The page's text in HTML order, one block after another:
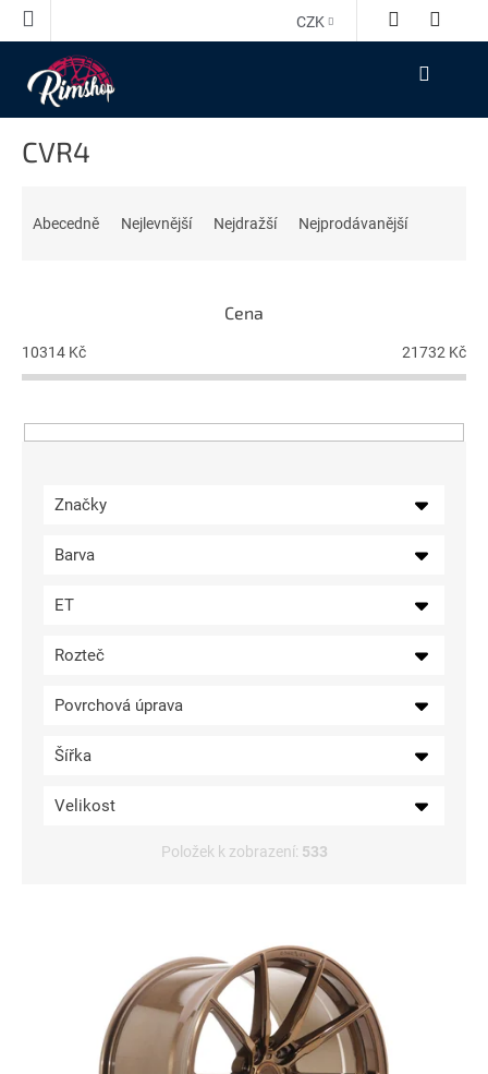
Přejít
CZK
NÁKUPNÍ
CVR4
p
r
o
u
Abecedně Nejlevnější Nejdražší Nejprodávanější
Cena
10314 Kč 21732 Kč
Značky
Barva
ET
Rozteč
Povrchová úprava
Šířka
Velikost
Položek k zobrazení: 533